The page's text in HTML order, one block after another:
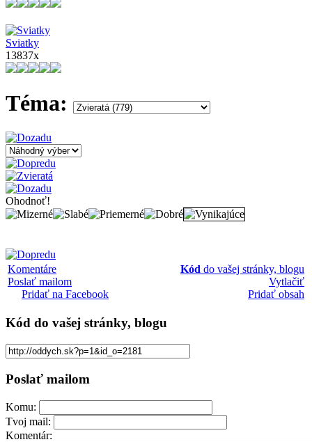
Sviatky
13837x
Téma:
Ohodnoť!
Komentáre
Poslať mailom
Pridať na Facebook
Kód do vašej stránky, blogu
Vytlačiť
Pridať obsah
Kód do vašej stránky, blogu
Poslať mailom
Komu:
Tvoj mail:
Komentár: